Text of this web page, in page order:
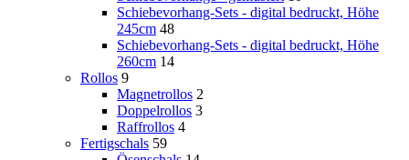
Schiebevorhang-Sets - digital bedruckt, Höhe
245cm 48
Schiebevorhang-Sets - digital bedruckt, Höhe
260cm 14
Rollos 9
Magnetrollos 2
Doppelrollos 3
Raffrollos 4
Fertigschals 59